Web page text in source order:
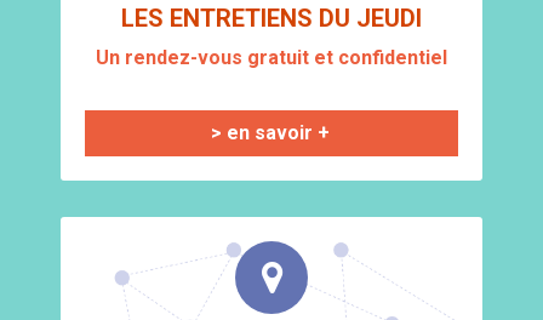
LES ENTRETIENS DU JEUDI
Un rendez-vous gratuit et confidentiel
> en savoir +